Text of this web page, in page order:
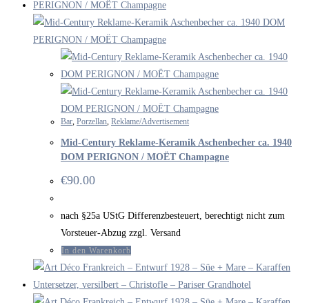
Bar, Porzellan, Reklame/Advertisement
Mid-Century Reklame-Keramik Aschenbecher ca. 1940
DOM PERIGNON / MOËT Champagne
€90.00
nach §25a UStG Differenzbesteuert, berechtigt nicht zum
Vorsteuer-Abzug zzgl. Versand
In den Warenkorb